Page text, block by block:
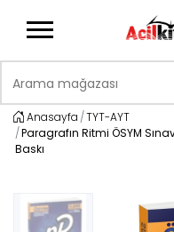
Anasayfa TYT-AYT
Paragrafın Ritmi ÖSYM
Baskı